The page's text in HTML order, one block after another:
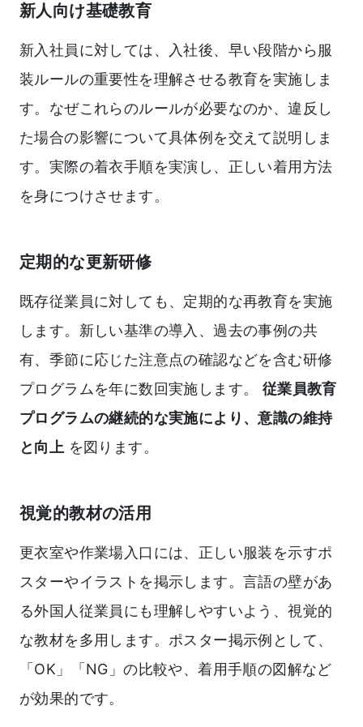
新人向け基礎教育
新入社員に対しては、入社後、早い段階から服
装ルールの重要性を理解させる教育を実施しま
す。なぜこれらのルールが必要なのか、違反し
た場合の影響について具体例を交えて説明しま
す。実際の着衣手順を実演し、正しい着用方法
を身につけさせます。
定期的な更新研修
既存従業員に対しても、定期的な再教育を実施
します。新しい基準の導入、過去の事例の共
有、季節に応じた注意点の確認などを含む研修
プログラムを年に数回実施します。 従業員教育
プログラムの継続的な実施により、意識の維持
と向上 を図ります。
視覚的教材の活用
更衣室や作業場入口には、正しい服装を示すポ
スターやイラストを掲示します。言語の壁があ
る外国人従業員にも理解しやすいよう、視覚的
な教材を多用します。ポスター掲示例として、
「OK」「NG」の比較や、着用手順の図解など
が効果的です。